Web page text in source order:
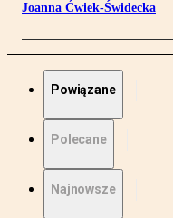
Joanna Ćwiek-Świdecka
Powiązane
Polecane
Najnowsze